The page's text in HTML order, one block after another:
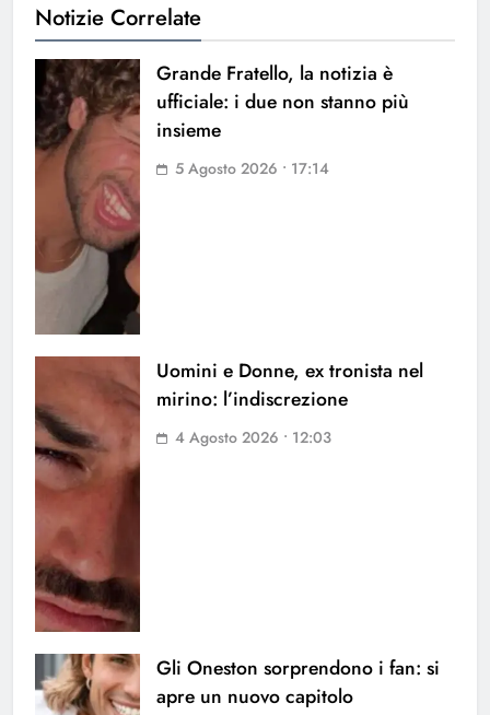
Notizie Correlate
Grande Fratello, la notizia è
ufficiale: i due non stanno più
insieme
5 Agosto 2026 • 17:14
Uomini e Donne, ex tronista nel
mirino: l’indiscrezione
4 Agosto 2026 • 12:03
Gli Oneston sorprendono i fan: si
apre un nuovo capitolo